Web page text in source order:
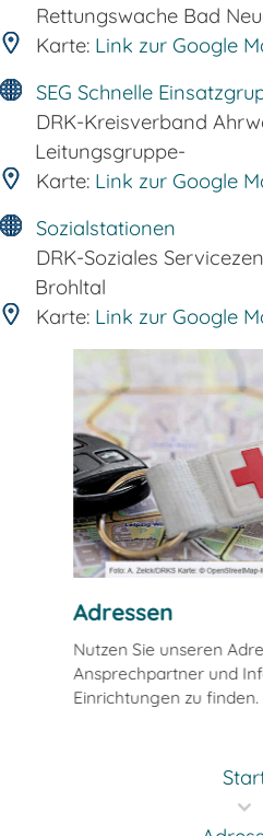
Rettungswache Bad
Karte: Link zur Google
SEG Schnelle
DRK-Kreisverband
Leitungsgruppe-
Karte: Link zur Google
Sozialstationen
DRK-Soziales
Brohltal
Karte: Link zur Google
Adressen
Nutzen Sie unseren
Ansprechpartner und
Einrichtungen zu finden.